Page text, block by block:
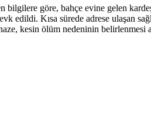
göre, bahçe evine gelen
Kısa sürede adrese ulaşan
kesin ölüm nedeninin